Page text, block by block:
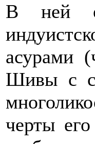
В ней
асурами
Шивы с
черты